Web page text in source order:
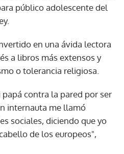
público adolescente del
en una ávida lectora
a libros más extensos y
o tolerancia religiosa.
contra la pared por ser
internauta me llamó
sociales, diciendo que yo
de los europeos",